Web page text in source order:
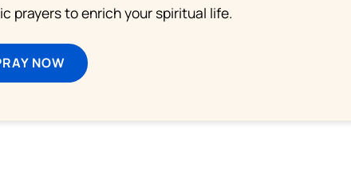
prayers to enrich your spiritual life.
NOW